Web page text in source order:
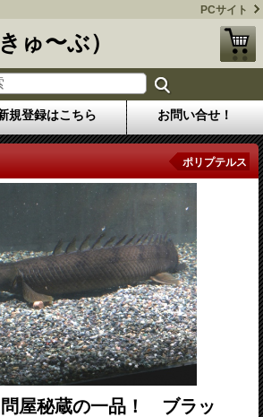
PCサイト
ゅ〜ぶ）
規登録はこちら お問い合せ！
ポリプテルス
屋秘蔵の一品！ ブラッ